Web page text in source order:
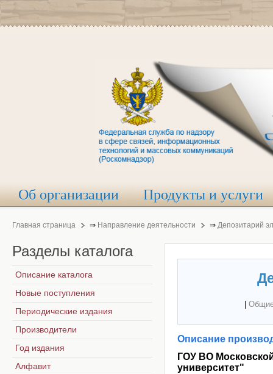
Об организации Продукты и услуги
Главная страница ⇒ Направление деятельности ⇒ Депозитарий
Описание
ГОУ ВО
университет"
Разделы каталога
Описание каталога
Новые поступления
Периодические издания
Производители
Год издания
Алфавит